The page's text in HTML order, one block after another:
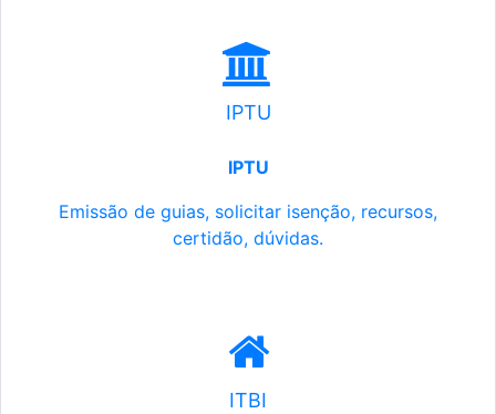
IPTU
IPTU
Emissão de guias, solicitar isenção, recursos,
certidão, dúvidas.
ITBI